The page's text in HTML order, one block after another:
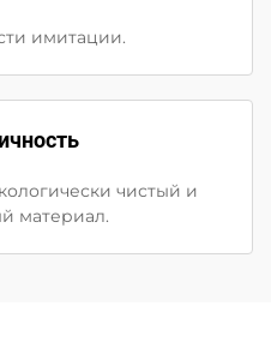
имитации.
чистый и
материал.